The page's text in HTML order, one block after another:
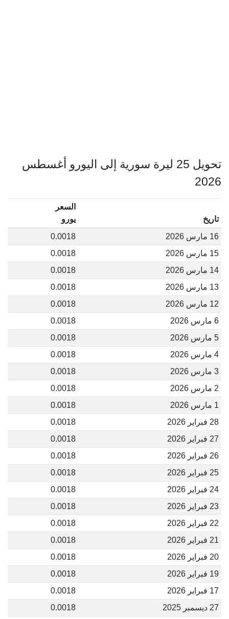
تحويل 25 ليرة سورية إلى اليورو أغسطس
2026
تاريخ
السعر
يورو
16 مارس 2026
0.0018
15 مارس 2026
0.0018
14 مارس 2026
0.0018
13 مارس 2026
0.0018
12 مارس 2026
0.0018
6 مارس 2026
0.0018
5 مارس 2026
0.0018
4 مارس 2026
0.0018
3 مارس 2026
0.0018
2 مارس 2026
0.0018
1 مارس 2026
0.0018
28 فبراير 2026
0.0018
27 فبراير 2026
0.0018
26 فبراير 2026
0.0018
25 فبراير 2026
0.0018
24 فبراير 2026
0.0018
23 فبراير 2026
0.0018
22 فبراير 2026
0.0018
21 فبراير 2026
0.0018
20 فبراير 2026
0.0018
19 فبراير 2026
0.0018
17 فبراير 2026
0.0018
27 ديسمبر 2025
0.0018